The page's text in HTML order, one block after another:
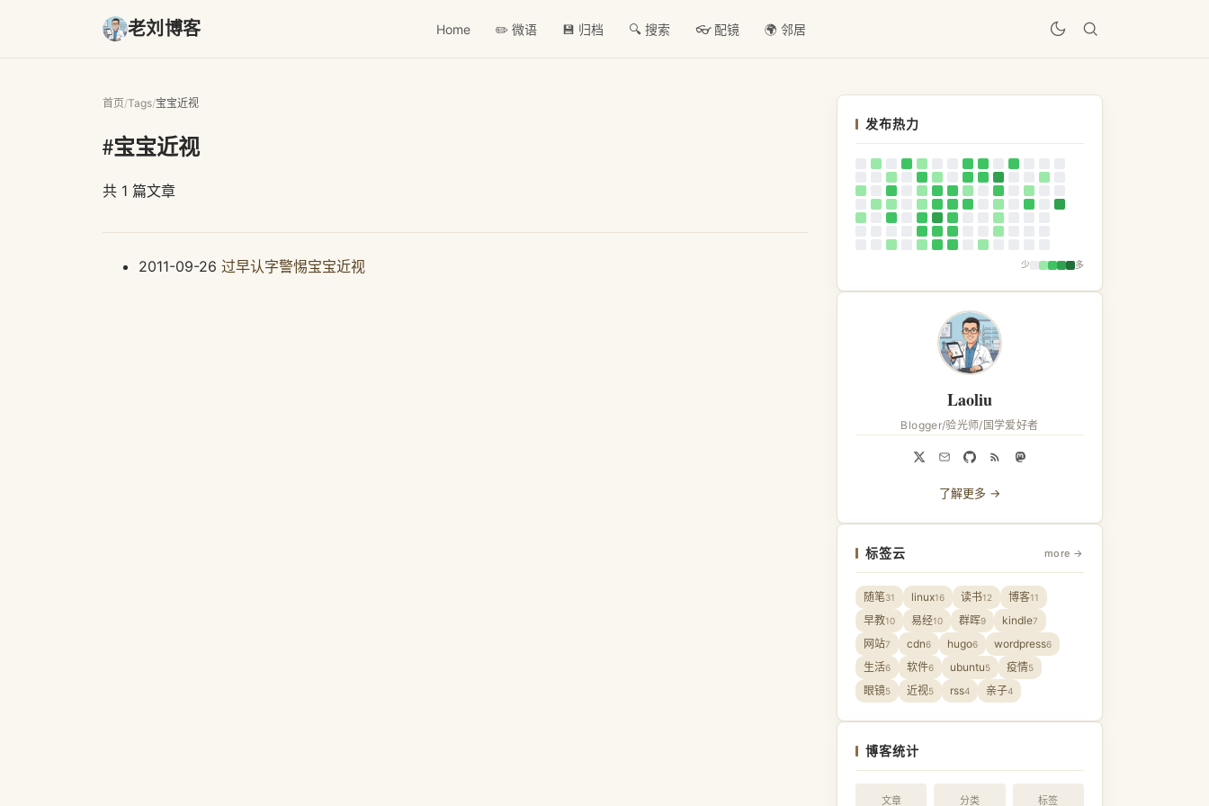
老刘博客 Home ✏️ 微语 💾 归档 🔍 搜索 👓 配镜 🌍 邻居
首页/Tags/宝宝近视
#宝宝近视
共 1 篇文章
2011-09-26 过早认字警惕宝宝近视
发布热力
少 多
Laoliu
Blogger/验光师/国学爱好者
了解更多 →
标签云 more →
随笔31 linux16 读书12 博客11
早教10 易经10 群晖9 kindle7
网站7 cdn6 hugo6 wordpress6
生活6 软件6 ubuntu5 疫情5
眼镜5 近视5 rss4 亲子4
博客统计
文章 分类 标签